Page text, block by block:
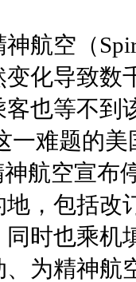
航空（
变化导致
也等不到
一难题的
航空宣布
，包括改
时也乘机
为精神航